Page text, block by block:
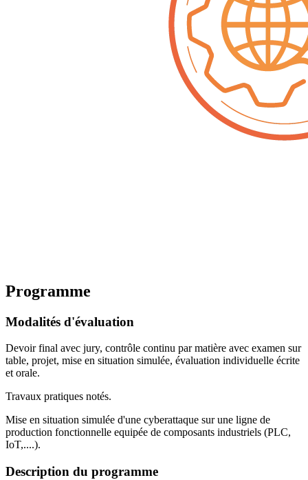
Programme
Modalités d'évaluation
Devoir final avec jury, contrôle continu par matière avec examen sur
table, projet, mise en situation simulée, évaluation individuelle écrite
et orale.
Travaux pratiques notés.
Mise en situation simulée d'une cyberattaque sur une ligne de
production fonctionnelle equipée de composants industriels (PLC,
IoT,....).
Description du programme